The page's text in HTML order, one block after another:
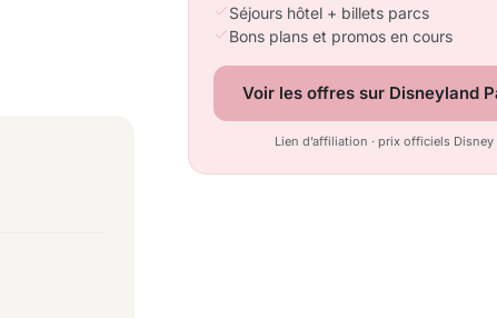
Séjours hôtel + billets parcs
Bons plans et promos en cours
Voir les offres sur Disneyland
Lien d’affiliation · prix officiels Disney